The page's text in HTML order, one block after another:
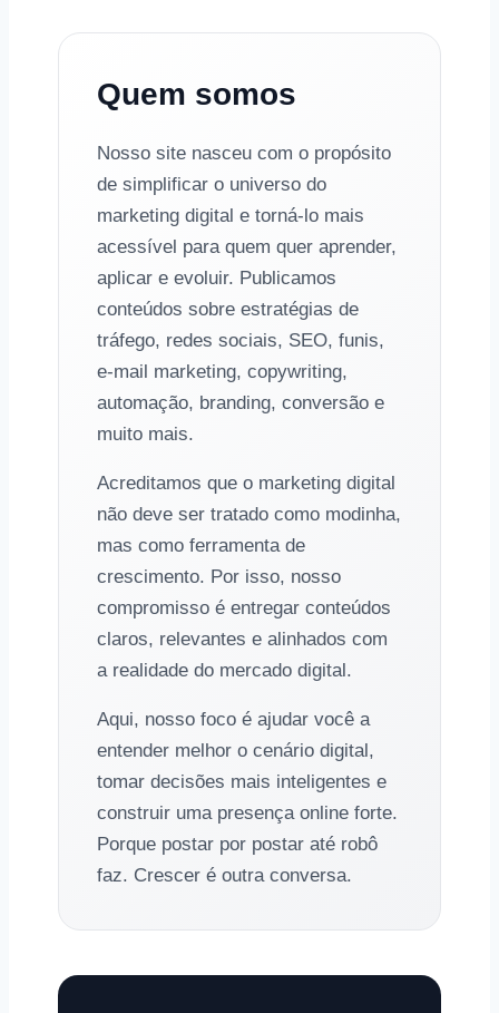
Quem somos
Nosso site nasceu com o propósito
de simplificar o universo do
marketing digital e torná-lo mais
acessível para quem quer aprender,
aplicar e evoluir. Publicamos
conteúdos sobre estratégias de
tráfego, redes sociais, SEO, funis,
e-mail marketing, copywriting,
automação, branding, conversão e
muito mais.
Acreditamos que o marketing digital
não deve ser tratado como modinha,
mas como ferramenta de
crescimento. Por isso, nosso
compromisso é entregar conteúdos
claros, relevantes e alinhados com
a realidade do mercado digital.
Aqui, nosso foco é ajudar você a
entender melhor o cenário digital,
tomar decisões mais inteligentes e
construir uma presença online forte.
Porque postar por postar até robô
faz. Crescer é outra conversa.